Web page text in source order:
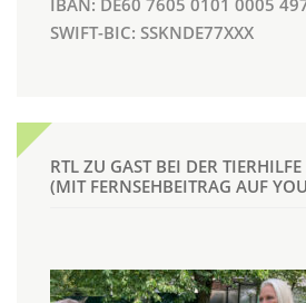
IBAN: DE60 7605 0101 0005
SWIFT-BIC: SSKNDE77XXX
RTL ZU GAST BEI DER
(MIT FERNSEHBEITRAG AUF